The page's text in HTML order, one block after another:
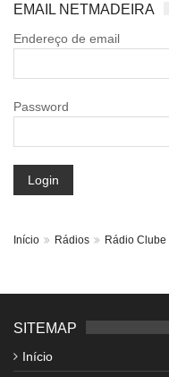
EMAIL NETMADEIRA
Endereço de email
Password
Login
Início Rádios Rádio Clube
SITEMAP
Início